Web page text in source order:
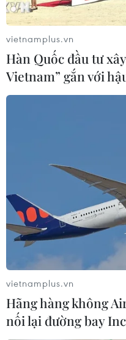
vietnamplus.vn
Hàn Quốc đầu tư
Vietnam” gắn với
vietnamplus.vn
Hãng hàng không
nối lại đường bay